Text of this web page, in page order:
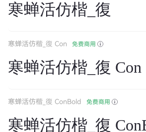
寒蝉活仿楷_復
寒蝉活仿楷_復 Con 免费商用
寒蝉活仿楷_復 Con
寒蝉活仿楷_復 ConBold 免费商用
寒蝉活仿楷_復